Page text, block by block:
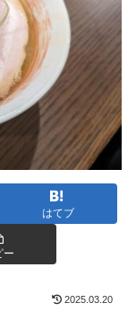
はてブ
ー
2025.03.20